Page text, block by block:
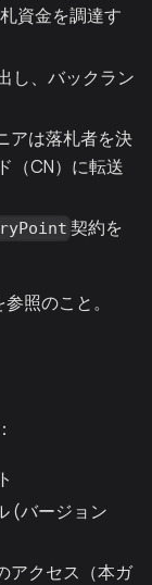
資金を調達す
し、バックラン
アは落札者を決
（CN）に転送
契約を
参照のこと。
(バージョン
アクセス（本ガ